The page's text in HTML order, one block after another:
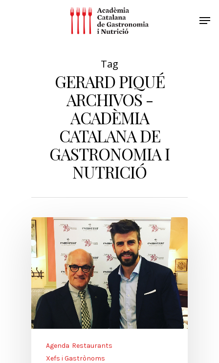
Tag
GERARD PIQUÉ
ARCHIVOS -
ACADÈMIA
CATALANA DE
GASTRONOMIA I
NUTRICIÓ
Agenda Restaurants
Xefs i Gastrònoms